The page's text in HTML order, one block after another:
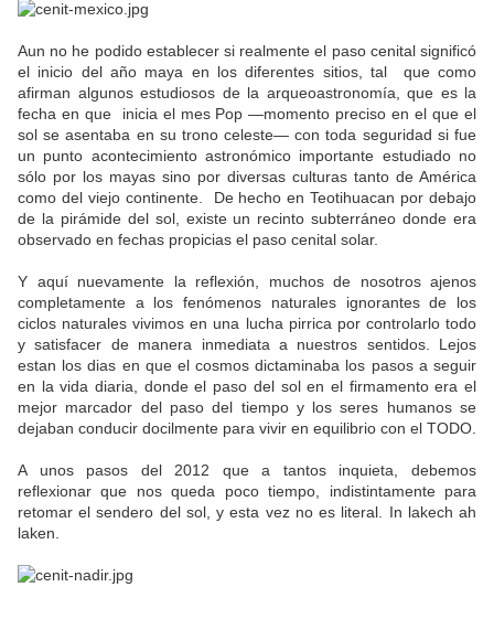
Aun no he podido establecer si realmente el paso cenital significó
el inicio del año maya en los diferentes sitios, tal que como
afirman algunos estudiosos de la arqueoastronomía, que es la
fecha en que inicia el mes Pop —momento preciso en el que el
sol se asentaba en su trono celeste— con toda seguridad si fue
un punto acontecimiento astronómico importante estudiado no
sólo por los mayas sino por diversas culturas tanto de América
como del viejo continente. De hecho en Teotihuacan por debajo
de la pirámide del sol, existe un recinto subterráneo donde era
observado en fechas propicias el paso cenital solar.
Y aquí nuevamente la reflexión, muchos de nosotros ajenos
completamente a los fenómenos naturales ignorantes de los
ciclos naturales vivimos en una lucha pirrica por controlarlo todo
y satisfacer de manera inmediata a nuestros sentidos. Lejos
estan los dias en que el cosmos dictaminaba los pasos a seguir
en la vida diaria, donde el paso del sol en el firmamento era el
mejor marcador del paso del tiempo y los seres humanos se
dejaban conducir docilmente para vivir en equilibrio con el TODO.
A unos pasos del 2012 que a tantos inquieta, debemos
reflexionar que nos queda poco tiempo, indistintamente para
retomar el sendero del sol, y esta vez no es literal. In lakech ah
laken.